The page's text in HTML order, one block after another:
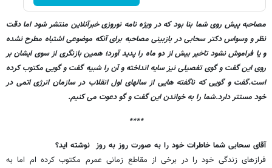
مصاحبه پیش روی شما بنا بود که در ویژه نامه نوروزی خبرآنلاین منتشر شود اما دقت
نظر و وسواس دکتر سحابی در بازبینی مصاحبه برای آنکه موضوعی اشتباه مطرح نشده
و یا فراموش نشود تاخیر بیش از دو ماه را پدید آورد؛ همین بازنگری از سوی ایشان بر
روی این گفت و گوی تفصیلی نیز سایه انداخته و آن را شبیه گفت و گویی مکتوب کرده
است.گفت و گویی که ناگفته هایی از سالهای اول انقلاب در سازمان انرژی اتمی در
خود مستتر دارد.شما را به خواندن این گفت و گو دعوت می کنیم.
****
آقای سحابی شما خاطرات خود را به صورت روز به روز نوشته اید؟
فرازهای زندگی خود را در برخی از مقاطع زمانی عمرم مکتوب کرده ام اما به